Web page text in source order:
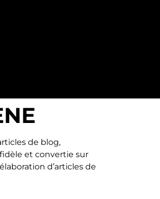
de blog,
et convertie sur
d’articles de